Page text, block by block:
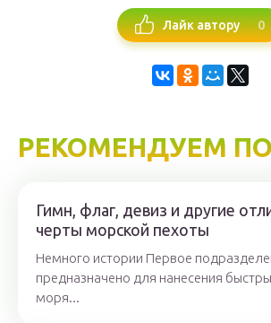
Лайк автору 0
РЕКОМЕНДУЕМ
Гимн, флаг, девиз и другие
черты морской пехоты
Немного истории Первое
предназначено для нанесения
моря...